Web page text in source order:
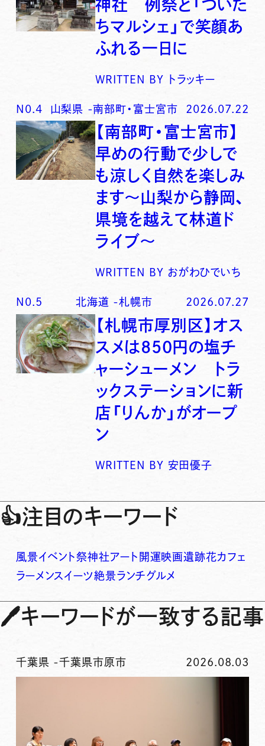
神社 例祭と「ついた
ちマルシェ」で笑顔あ
ふれる一日に
WRITTEN BY トラッキー
N0.4 山梨県 -南部町・富士宮市 2026.07.22
【南部町・富士宮市】
早めの行動で少しで
も涼しく自然を楽しみ
ます〜山梨から静岡、
県境を越えて林道ド
ライブ〜
WRITTEN BY おがわひでいち
N0. 5 北海道 -札幌市 2026.07.27
【札幌市厚別区】オス
スメは850円の塩チ
ャーシューメン トラ
ックステーションに新
店「りんか」がオープ
ン
WRITTEN BY 安田優子
👍注目のキーワード
風景イベント祭神社アート 開運映画遺跡花カフェ
ラーメンスイーツ絶景ランチグルメ
🖊キーワードが一致する記事
千葉県 -千葉県市原市 2026.08.03